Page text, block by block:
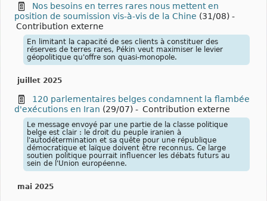
Nos besoins en terres rares nous mettent en
position de soumission vis-à-vis de la Chine (31/08) -
Contribution externe
En limitant la capacité de ses clients à constituer des
réserves de terres rares, Pékin veut maximiser le levier
géopolitique qu'offre son quasi-monopole.
juillet 2025
120 parlementaires belges condamnent la flambée
d'exécutions en Iran (29/07) - Contribution externe
Le message envoyé par une partie de la classe politique
belge est clair : le droit du peuple iranien à
l'autodétermination et sa quête pour une république
démocratique et laïque doivent être reconnus. Ce large
soutien politique pourrait influencer les débats futurs au
sein de l'Union européenne.
mai 2025